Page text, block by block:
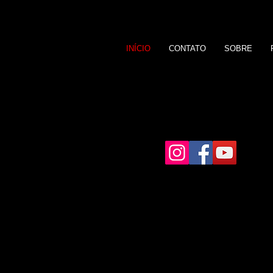
INÍCIO CONTATO SOBRE